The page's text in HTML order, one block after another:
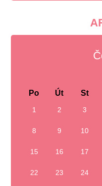
Po Út St
1 2 3
8 9 10
15 16 17
22 23 24